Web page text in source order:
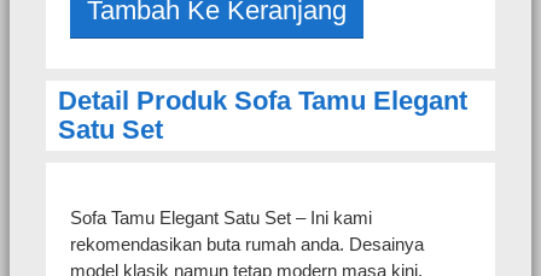
Detail Produk Sofa Tamu Elegant
Satu Set
Sofa Tamu Elegant Satu Set – Ini kami
rekomendasikan buta rumah anda. Desainya
model klasik namun tetap modern masa kini.